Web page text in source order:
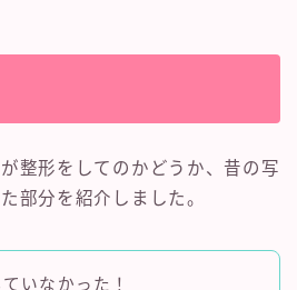
整形をしてのかどうか、昔の写
部分を紹介しました。
いなかった！